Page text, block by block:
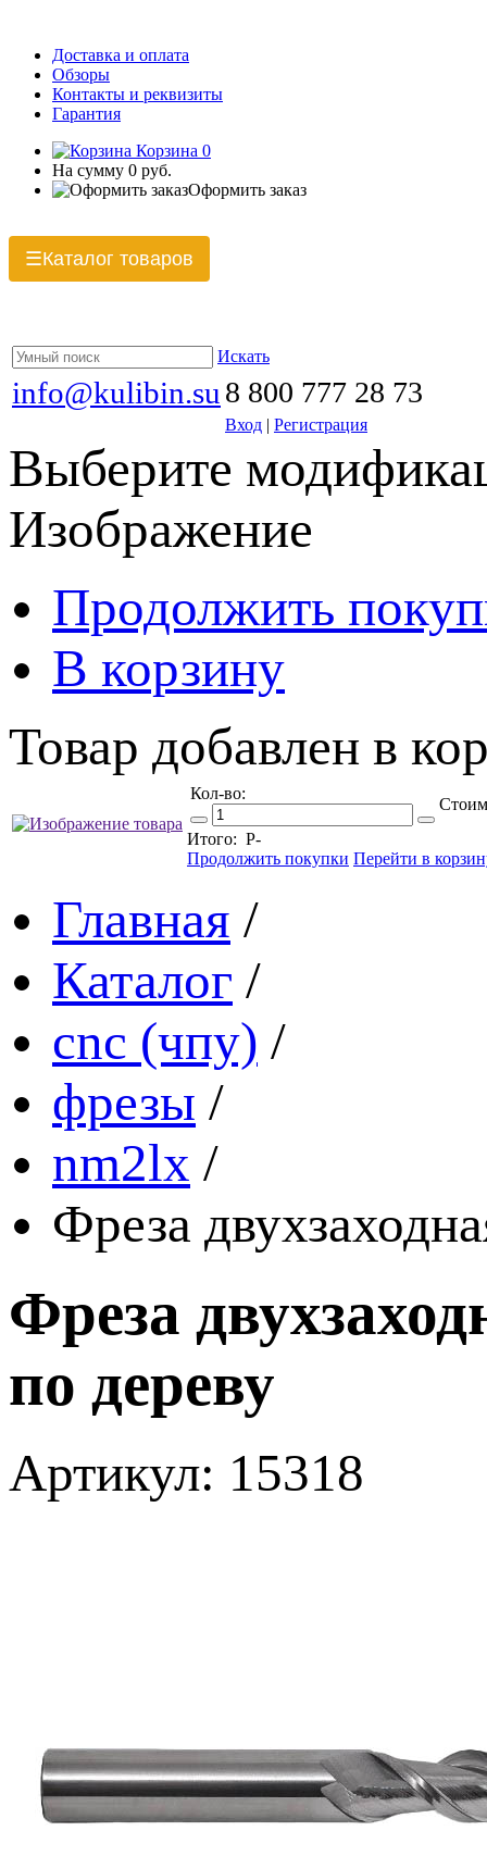
Доставка и оплата
Обзоры
Контакты и реквизиты
Гарантия
Корзина 0
На сумму 0 руб.
Оформить заказ
☰Каталог товаров
Искать
info@kulibin.su 8 800 777 28 73
Вход | Регистрация
Выберите
Изображение
Продолжить
В корзину
Товар добавлен в
Кол-во:
Итого: Р-
Продолжить покупки Перейти в
Главная /
Каталог /
cnc (чпу) /
фрезы /
nm2lx /
Фреза
Фреза
по дереву
Артикул: 15318